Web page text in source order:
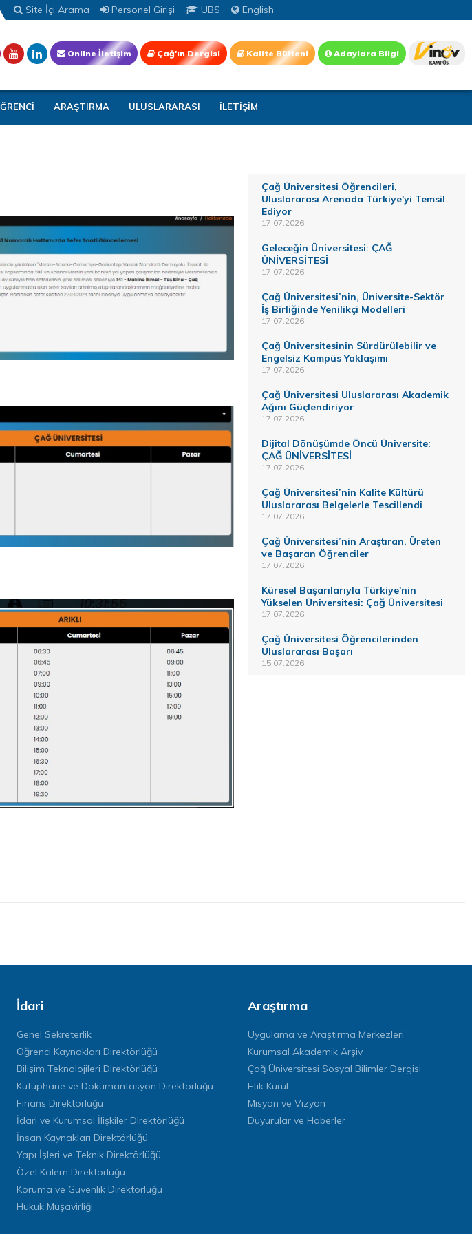
Site İçi Arama Personel Girişi UBS English
Online İletişim Çağ'ın Dergisi Kalite Bülteni Adaylara Bilgi
ARAŞTIRMA ULUSLARARASI İLETİŞİM
Çağ Üniversitesi Öğrencileri,
Uluslararası Arenada Türkiye'yi Temsil
Ediyor
17.07.2026
Geleceğin Üniversitesi: ÇAĞ
ÜNİVERSİTESİ
17.07.2026
Çağ Üniversitesi’nin, Üniversite-Sektör
İş Birliğinde Yenilikçi Modelleri
17.07.2026
Çağ Üniversitesinin Sürdürülebilir ve
Engelsiz Kampüs Yaklaşımı
17.07.2026
Çağ Üniversitesi Uluslararası Akademik
Ağını Güçlendiriyor
17.07.2026
Dijital Dönüşümde Öncü Üniversite:
ÇAĞ ÜNİVERSİTESİ
17.07.2026
Çağ Üniversitesi’nin Kalite Kültürü
Uluslararası Belgelerle Tescillendi
17.07.2026
Çağ Üniversitesi’nin Araştıran, Üreten
ve Başaran Öğrenciler
17.07.2026
Küresel Başarılarıyla Türkiye'nin
Yükselen Üniversitesi: Çağ Üniversitesi
17.07.2026
Çağ Üniversitesi Öğrencilerinden
Uluslararası Başarı
15.07.2026
İdari
Genel Sekreterlik
Öğrenci Kaynakları Direktörlüğü
Bilişim Teknolojileri Direktörlüğü
Kütüphane ve Dokümantasyon Direktörlüğü
Finans Direktörlüğü
İdari ve Kurumsal İlişkiler Direktörlüğü
İnsan Kaynakları Direktörlüğü
Yapı İşleri ve Teknik Direktörlüğü
Özel Kalem Direktörlüğü
Koruma ve Güvenlik Direktörlüğü
Hukuk Müşavirliği
Araştırma
Uygulama ve Araştırma Merkezleri
Kurumsal Akademik Arşiv
Çağ Üniversitesi Sosyal Bilimler Dergisi
Etik Kurul
Misyon ve Vizyon
Duyurular ve Haberler